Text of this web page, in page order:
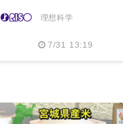
理想科学
7/31 13:19